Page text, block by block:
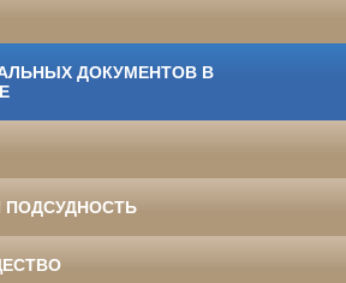
ДОКУМЕНТОВ В
ПОДСУДНОСТЬ